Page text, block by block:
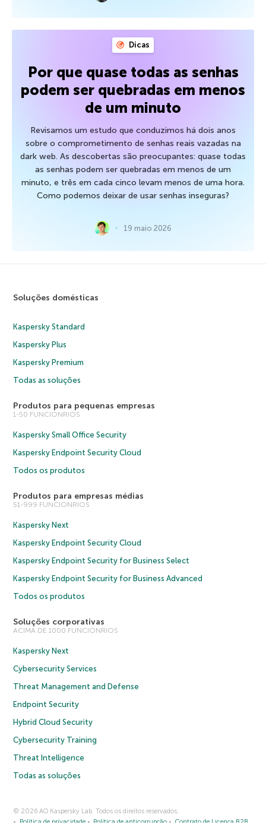
Dicas
Por que quase todas as senhas
podem ser quebradas em menos
de um minuto
Revisamos um estudo que conduzimos há dois anos
sobre o comprometimento de senhas reais vazadas na
dark web. As descobertas são preocupantes: quase todas
as senhas podem ser quebradas em menos de um
minuto, e três em cada cinco levam menos de uma hora.
Como podemos deixar de usar senhas inseguras?
19 maio 2026
Soluções domésticas
Kaspersky Standard
Kaspersky Plus
Kaspersky Premium
Todas as soluções
Produtos para pequenas empresas
1-50 FUNCIONRIOS
Kaspersky Small Office Security
Kaspersky Endpoint Security Cloud
Todos os produtos
Produtos para empresas médias
51-999 FUNCIONRIOS
Kaspersky Next
Kaspersky Endpoint Security Cloud
Kaspersky Endpoint Security for Business Select
Kaspersky Endpoint Security for Business Advanced
Todos os produtos
Soluções corporativas
ACIMA DE 1000 FUNCIONRIOS
Kaspersky Next
Cybersecurity Services
Threat Management and Defense
Endpoint Security
Hybrid Cloud Security
Cybersecurity Training
Threat Intelligence
Todas as soluções
© 2026 AO Kaspersky Lab. Todos os direitos reservados.
Política de privacidade
Política de anticorrupção
Contrato de Licença B2B